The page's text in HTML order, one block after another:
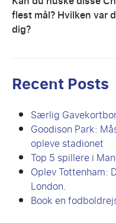
flest mål? Hvilken var
dig?
Recent Posts
Særlig
Goodison Park:
opleve stadionet
Top 5 spillere i
Oplev Tottenham:
London.
Book en